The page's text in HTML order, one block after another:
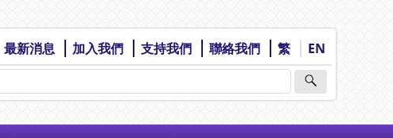
最新消息 加入我們 支持我們 聯絡我們 繁 EN